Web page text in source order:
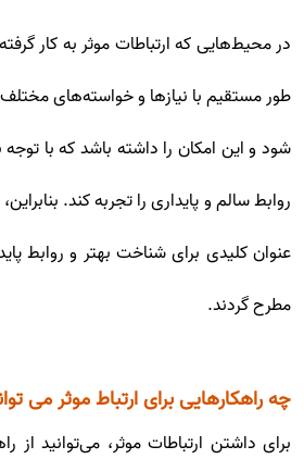
در محیط‌هایی که ارتباطات موثر به کار
طور مستقیم با نیازها و خواسته‌های
شود و این امکان را داشته باشد که با
روابط سالم و پایداری را تجربه کند.
عنوان کلیدی برای شناخت بهتر و روابط
مطرح گردند.
چه راهکارهایی برای ارتباط موثر می
برای داشتن ارتباطات موثر، می‌توانید از